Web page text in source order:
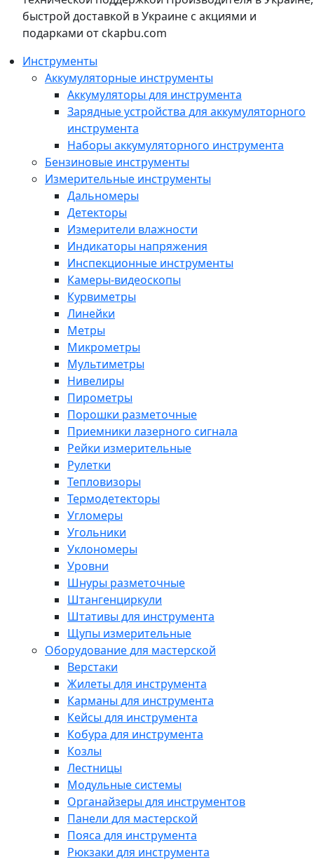
быстрой доставкой в Украине с акциями и
подарками от ckapbu.com
Инструменты
Аккумуляторные инструменты
Аккумуляторы для инструмента
Зарядные устройства для аккумуляторного
инструмента
Наборы аккумуляторного инструмента
Бензиновые инструменты
Измерительные инструменты
Дальномеры
Детекторы
Измерители влажности
Индикаторы напряжения
Инспекционные инструменты
Камеры-видеоскопы
Курвиметры
Линейки
Метры
Микрометры
Мультиметры
Нивелиры
Пирометры
Порошки разметочные
Приемники лазерного сигнала
Рейки измерительные
Рулетки
Тепловизоры
Термодетекторы
Угломеры
Угольники
Уклономеры
Уровни
Шнуры разметочные
Штангенциркули
Штативы для инструмента
Щупы измерительные
Оборудование для мастерской
Верстаки
Жилеты для инструмента
Карманы для инструмента
Кейсы для инструмента
Кобура для инструмента
Козлы
Лестницы
Модульные системы
Органайзеры для инструментов
Панели для мастерской
Пояса для инструмента
Рюкзаки для инструмента